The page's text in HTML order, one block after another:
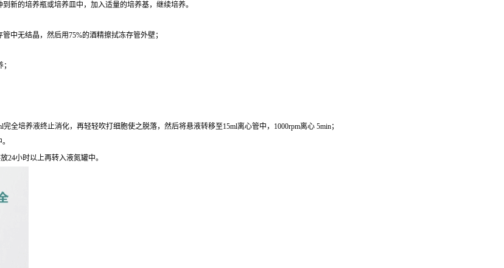
新的培养瓶或培养皿中，加入适量的培养基，继续培养。
中无结晶，然后用75%的酒精擦拭冻存管外壁；
培养液终止消化，再轻轻吹打细胞使之脱落，然后将悬液转移至15ml离心管中，1000rpm离心 5min；
小时以上再转入液氮罐中。